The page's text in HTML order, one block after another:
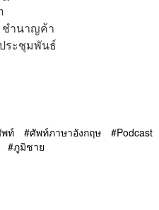
ำนาญค้า
ระชุมพันธ์
ท์ ศัพท์ภาษาอังกฤษ Podcast
ภูมิชาย